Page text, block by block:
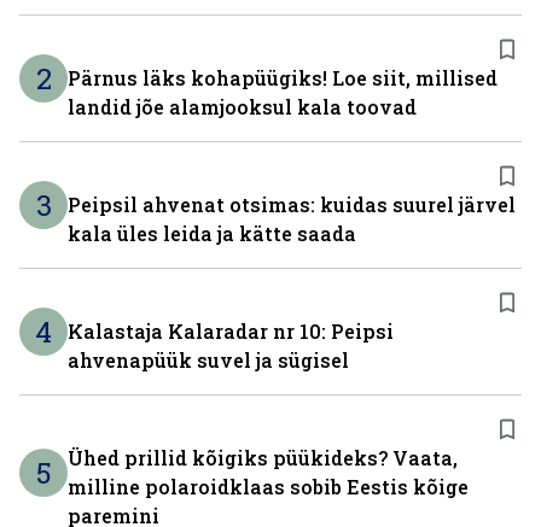
2
Pärnus läks kohapüügiks! Loe siit, millised
landid jõe alamjooksul kala toovad
3
Peipsil ahvenat otsimas: kuidas suurel järvel
kala üles leida ja kätte saada
4
Kalastaja Kalaradar nr 10: Peipsi
ahvenapüük suvel ja sügisel
5
Ühed prillid kõigiks püükideks? Vaata,
milline polaroidklaas sobib Eestis kõige
paremini